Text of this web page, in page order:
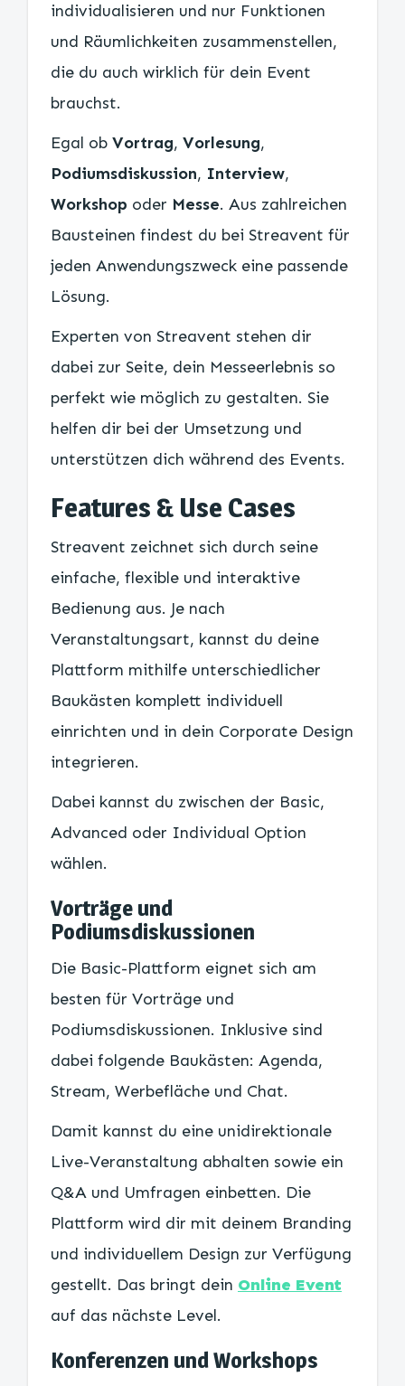
individualisieren und nur Funktionen
und Räumlichkeiten zusammenstellen,
die du auch wirklich für dein Event
brauchst.
Egal ob Vortrag, Vorlesung,
Podiumsdiskussion, Interview,
Workshop oder Messe. Aus zahlreichen
Bausteinen findest du bei Streavent für
jeden Anwendungszweck eine passende
Lösung.
Experten von Streavent stehen dir
dabei zur Seite, dein Messeerlebnis so
perfekt wie möglich zu gestalten. Sie
helfen dir bei der Umsetzung und
unterstützen dich während des Events.
Features & Use Cases
Streavent zeichnet sich durch seine
einfache, flexible und interaktive
Bedienung aus. Je nach
Veranstaltungsart, kannst du deine
Plattform mithilfe unterschiedlicher
Baukästen komplett individuell
einrichten und in dein Corporate Design
integrieren.
Dabei kannst du zwischen der Basic,
Advanced oder Individual Option
wählen.
Vorträge und
Podiumsdiskussionen
Die Basic-Plattform eignet sich am
besten für Vorträge und
Podiumsdiskussionen. Inklusive sind
dabei folgende Baukästen: Agenda,
Stream, Werbefläche und Chat.
Damit kannst du eine unidirektionale
Live-Veranstaltung abhalten sowie ein
Q&A und Umfragen einbetten. Die
Plattform wird dir mit deinem Branding
und individuellem Design zur Verfügung
gestellt. Das bringt dein Online Event
auf das nächste Level.
Konferenzen und Workshops